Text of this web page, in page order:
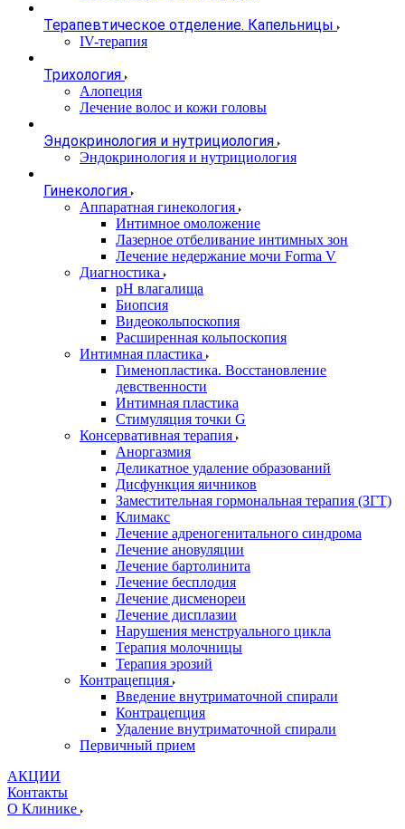
Терапевтическое отделение. Капельницы
IV-терапия
Трихология
Алопеция
Лечение волос и кожи головы
Эндокринология и нутрициология
Эндокринология и нутрициология
Гинекология
Аппаратная гинекология
Интимное омоложение
Лазерное отбеливание интимных зон
Лечение недержание мочи Forma V
Диагностика
pH влагалища
Биопсия
Видеокольпоскопия
Расширенная кольпоскопия
Интимная пластика
Гименопластика. Восстановление
девственности
Интимная пластика
Стимуляция точки G
Консервативная терапия
Аноргазмия
Деликатное удаление образований
Дисфункция яичников
Заместительная гормональная терапия (ЗГТ)
Климакс
Лечение адреногенитального синдрома
Лечение ановуляции
Лечение бартолинита
Лечение бесплодия
Лечение дисменореи
Лечение дисплазии
Нарушения менструального цикла
Терапия молочницы
Терапия эрозий
Контрацепция
Введение внутриматочной спирали
Контрацепция
Удаление внутриматочной спирали
Первичный прием
АКЦИИ
Контакты
О Клинике